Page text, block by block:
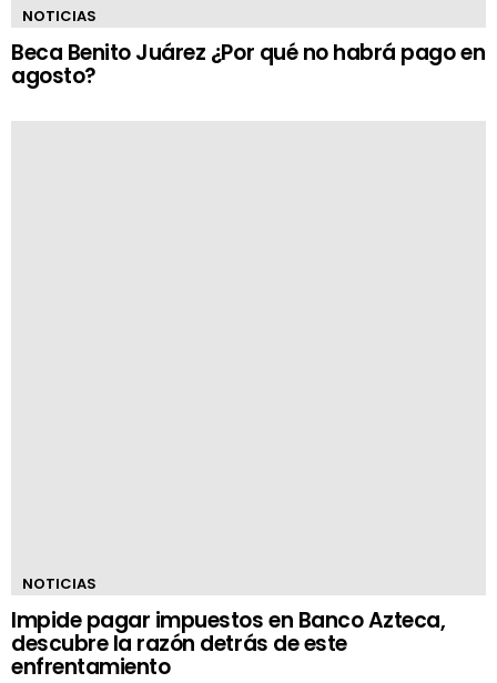
NOTICIAS
Beca Benito Juárez ¿Por qué no habrá pago en
agosto?
NOTICIAS
Impide pagar impuestos en Banco Azteca,
descubre la razón detrás de este
enfrentamiento